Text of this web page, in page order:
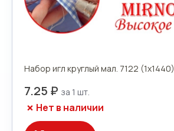
Набор игл круглый мал. 7122 (1х1440)
7.25 ₽
Нет в наличии